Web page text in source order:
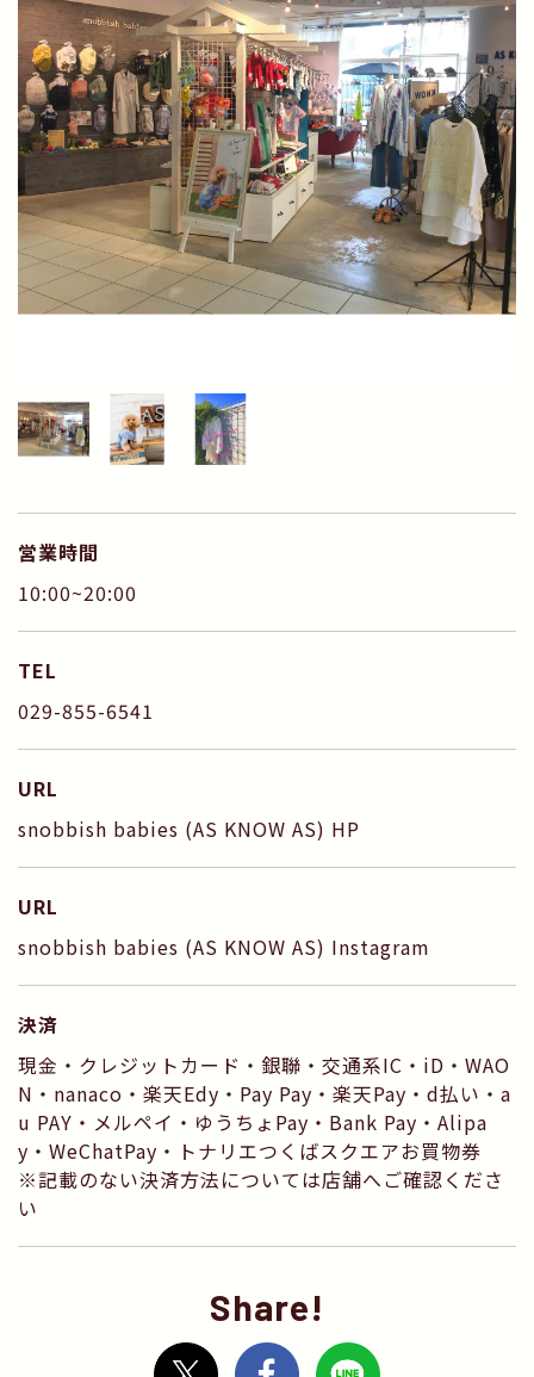
営業時間
10:00~20:00
TEL
029-855-6541
URL
snobbish babies (AS KNOW AS) HP
URL
snobbish babies (AS KNOW AS) Instagram
決済
現金・クレジットカード・銀聯・交通系IC・iD・WAO
N・nanaco・楽天Edy・Pay Pay・楽天Pay・d払い・a
u PAY・メルペイ・ゆうちょPay・Bank Pay・Alipa
y・WeChatPay・トナリエつくばスクエアお買物券
※記載のない決済方法については店舗へご確認くださ
い
Share!